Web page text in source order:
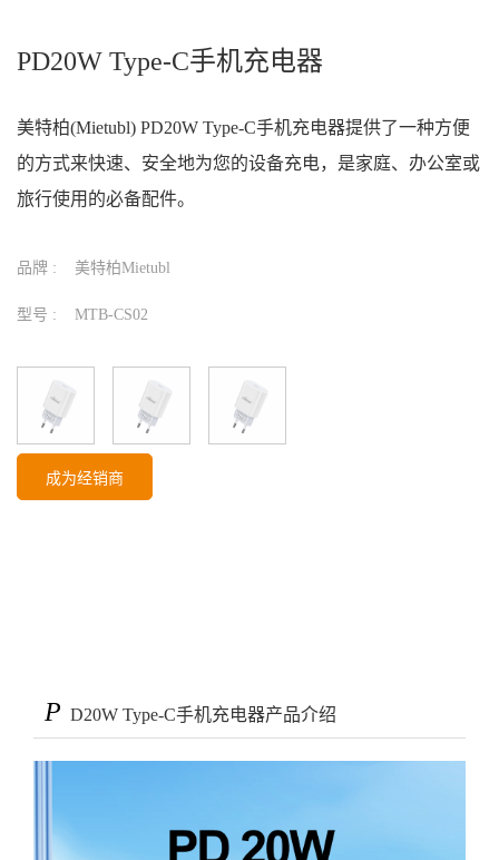
PD20W Type-C手机充电器
美特柏(Mietubl) PD20W Type-C手机充电器提供了一种方便
的方式来快速、安全地为您的设备充电，是家庭、办公室或
旅行使用的必备配件。
品牌 : 美特柏Mietubl
型号 : MTB-CS02
成为经销商
P D20W Type-C手机充电器产品介绍